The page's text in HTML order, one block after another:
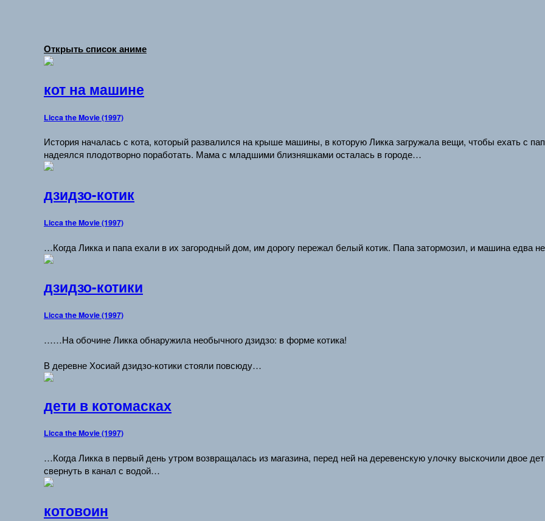
Открыть список аниме
кот на машине
Licca the Movie (1997)
История началась с кота, который развалился на крыше машины, в которую Ликка загружала вещи, чтобы ехать с
надеялся плодотворно поработать. Мама с младшими близняшками осталась в городе…
дзидзо-котик
Licca the Movie (1997)
…Когда Ликка и папа ехали в их загородный дом, им дорогу пережал белый котик. Папа затормозил, и машина едва
дзидзо-котики
Licca the Movie (1997)
……На обочине Ликка обнаружила необычного дзидзо: в форме котика!
В деревне Хосиай дзидзо-котики стояли повсюду…
дети в котомасках
Licca the Movie (1997)
…Когда Ликка в первый день утром возвращалась из магазина, перед ней на деревенскую улочку выскочили двое
свернуть в канал с водой…
котовоин